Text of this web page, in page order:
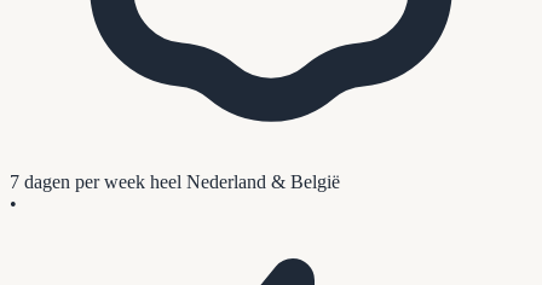
7 dagen per week heel Nederland & België
•